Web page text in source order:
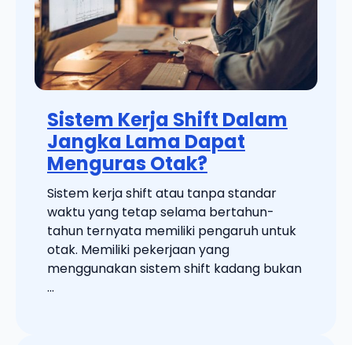
Sistem Kerja Shift Dalam
Jangka Lama Dapat
Menguras Otak?
Sistem kerja shift atau tanpa standar
waktu yang tetap selama bertahun-
tahun ternyata memiliki pengaruh untuk
otak. Memiliki pekerjaan yang
menggunakan sistem shift kadang bukan
...